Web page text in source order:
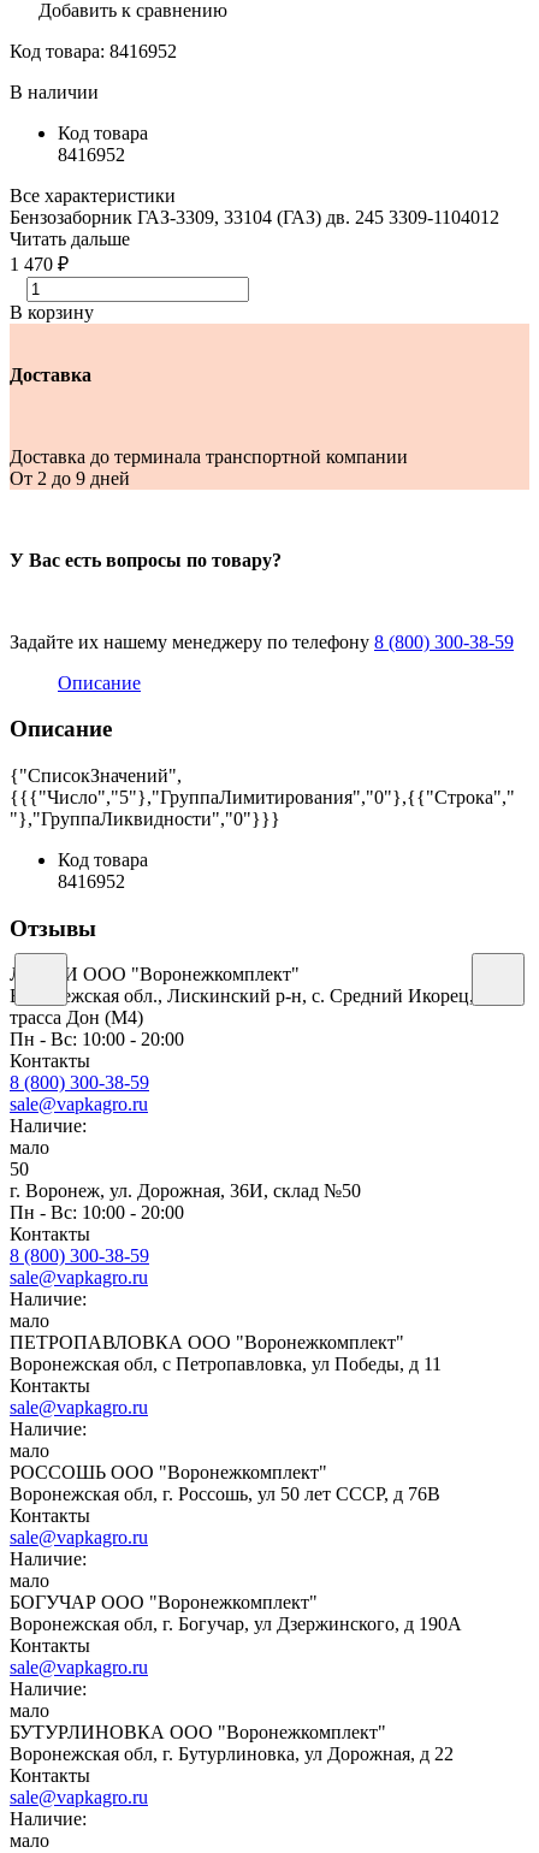
Добавить к сравнению
Код товара: 8416952
В наличии
Код товара
8416952
Все характеристики
Бензозаборник ГАЗ-3309, 33104 (ГАЗ) дв. 245 3309-1104012
Читать дальше
1 470 ₽
В корзину
Доставка
Доставка до терминала транспортной компании
От 2 до 9 дней
У Вас есть вопросы по товару?
Задайте их нашему менеджеру по телефону 8 (800) 300-38-59
Описание
Описание
{"СписокЗначений",
{{{"Число","5"},"ГруппаЛимитирования","0"},{{"Строка","
"},"ГруппаЛиквидности","0"}}}
Код товара
8416952
Отзывы
ЛИСКИ ООО "Воронежкомплект"
Воронежская обл., Лискинский р-н, с. Средний Икорец,
трасса Дон (М4)
Пн - Вс: 10:00 - 20:00
Контакты
8 (800) 300-38-59
sale@vapkagro.ru
Наличие:
мало
50
г. Воронеж, ул. Дорожная, 36И, склад №50
Пн - Вс: 10:00 - 20:00
Контакты
8 (800) 300-38-59
sale@vapkagro.ru
Наличие:
мало
ПЕТРОПАВЛОВКА ООО "Воронежкомплект"
Воронежская обл, с Петропавловка, ул Победы, д 11
Контакты
sale@vapkagro.ru
Наличие:
мало
РОССОШЬ ООО "Воронежкомплект"
Воронежская обл, г. Россошь, ул 50 лет СССР, д 76В
Контакты
sale@vapkagro.ru
Наличие:
мало
БОГУЧАР ООО "Воронежкомплект"
Воронежская обл, г. Богучар, ул Дзержинского, д 190А
Контакты
sale@vapkagro.ru
Наличие:
мало
БУТУРЛИНОВКА ООО "Воронежкомплект"
Воронежская обл, г. Бутурлиновка, ул Дорожная, д 22
Контакты
sale@vapkagro.ru
Наличие:
мало